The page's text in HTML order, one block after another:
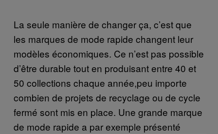
La seule manière de changer ça, c’est que
les marques de mode rapide changent leur
modèles économiques. Ce n’est pas possible
d’être durable tout en produisant entre 40 et
50 collections chaque année,peu importe
combien de projets de recyclage ou de cycle
fermé sont mis en place. Une grande marque
de mode rapide a par exemple présenté